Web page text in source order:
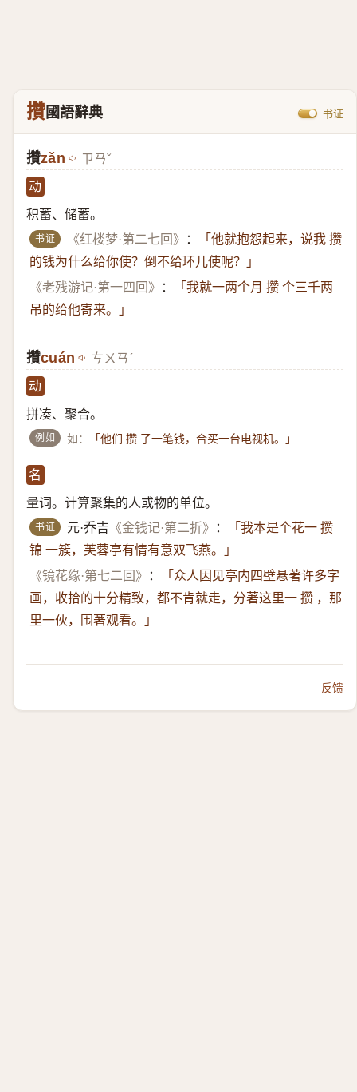
攢國語辭典 书证
攢zǎn ㄗㄢˇ
动
积蓄、储蓄。
书证 《红楼梦·第二七回》 ：
「他就抱怨起来，说我 攒
的钱为什么给你使？倒不给环儿使呢？」
《老残游记·第一四回》
：
「我就一两个月 攒 个三千两
吊的给他寄来。」
攢cuán ㄘㄨㄢˊ
动
拼凑、聚合。
例如 如： 「他们 攒 了一笔钱，合买一台电视机。」
名
量词。计算聚集的人或物的单位。
书证 元·乔吉 《金钱记·第二折》 ：
「我本是个花一 攒
锦 一簇，芙蓉亭有情有意双飞燕。」
《镜花缘·第七二回》
：
「众人因见亭内四壁悬著许多字
画，收拾的十分精致，都不肯就走，分著这里一 攒 ，那
里一伙，围著观看。」
反馈